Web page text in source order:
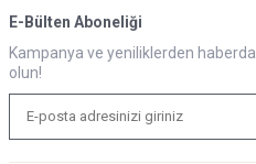
E-Bülten Aboneliği
Kampanya ve yeniliklerden
olun!